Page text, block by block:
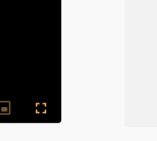
Picture-
in-
Fullscreen